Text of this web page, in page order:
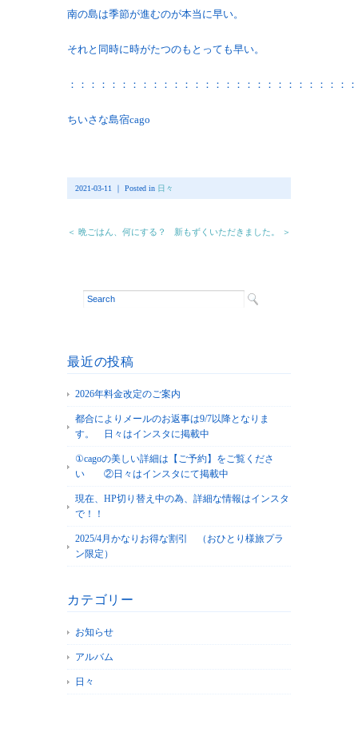
南の島は季節が進むのが本当に早い。
それと同時に時がたつのもとっても早い。
：：：：：：：：：：：：：：：：：：：：：：：：：：：
ちいさな島宿cago
2021-03-11 ｜ Posted in 日々
＜ 晩ごはん、何にする？ 新もずくいただきました。 ＞
最近の投稿
2026年料金改定のご案内
都合によりメールのお返事は9/7以降となりま
す。 日々はインスタに掲載中
①cagoの美しい詳細は【ご予約】をご覧くださ
い ②日々はインスタにて掲載中
現在、HP切り替え中の為、詳細な情報はインスタ
で！！
2025/4月かなりお得な割引 （おひとり様旅プラ
ン限定）
カテゴリー
お知らせ
アルバム
日々